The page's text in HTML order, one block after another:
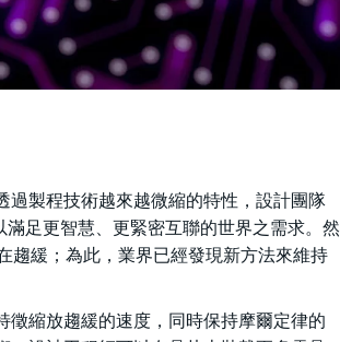
過製程技術越來越微縮的特性，設計團隊
滿足更智慧、更緊密互聯的世界之需求。然
趨緩；為此，業界已經發現新方法來維持
縮放趨緩的速度，同時保持摩爾定律的